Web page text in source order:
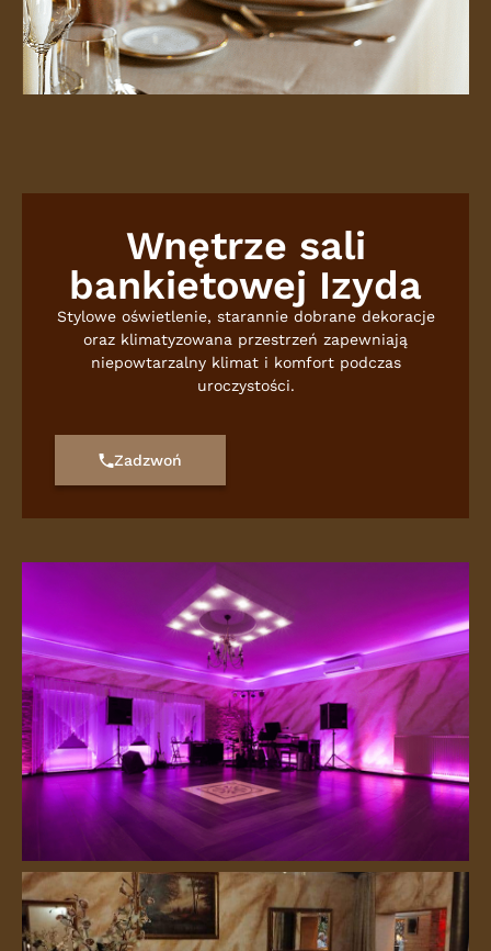
Wnętrze sali
bankietowej Izyda
Stylowe oświetlenie, starannie dobrane dekoracje
oraz klimatyzowana przestrzeń zapewniają
niepowtarzalny klimat i komfort podczas
uroczystości.
Zadzwoń